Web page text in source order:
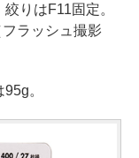
りはF11固定。
ラッシュ撮影
。